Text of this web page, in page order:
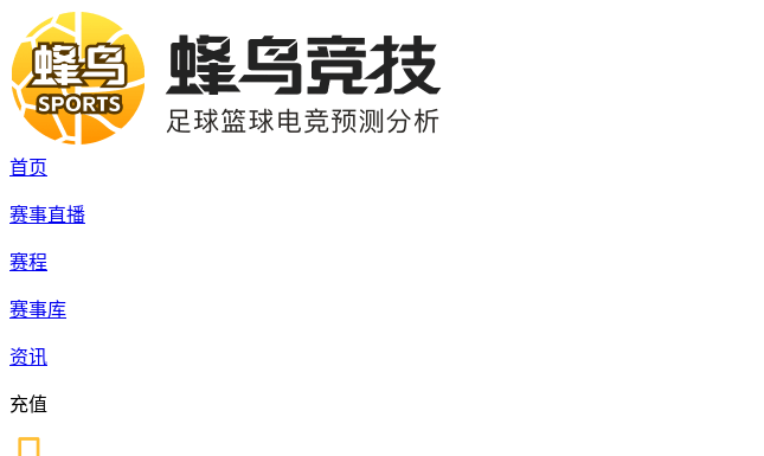
首页
赛事直播
赛程
赛事库
资讯
充值